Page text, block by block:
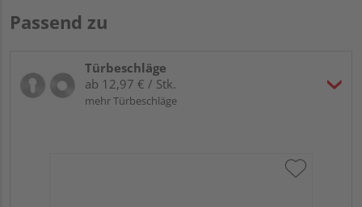
Passend zu
Türbeschläge
ab 12,97 € / Stk.
mehr Türbeschläge